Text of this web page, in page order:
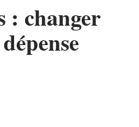
: changer